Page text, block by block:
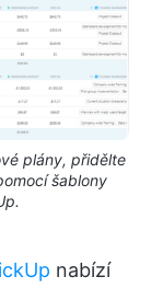
plány, přidělte
šablony
nabízí